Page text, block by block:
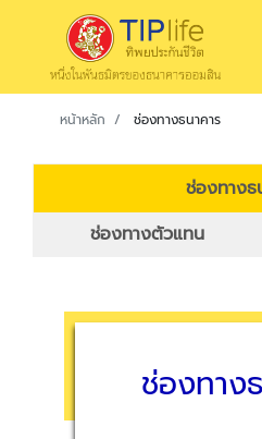
หน้าหลัก ช่องทางธนาคาร
ช่องทางธ
ช่องทางตัวแทน
ช่องทาง